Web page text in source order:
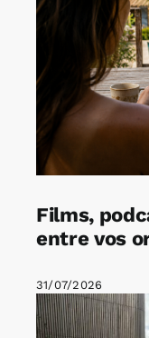
Films,
entre vos
31/07/2026